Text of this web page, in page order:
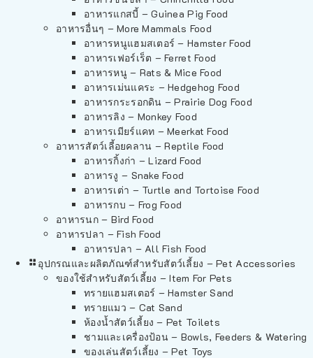
อาหารแกสบี้ – Guinea Pig Food
อาหารอื่นๆ – More Mammals Food
อาหารหนูแฮมสเตอร์ – Hamster Food
อาหารเฟอร์เร็ต – Ferret Food
อาหารหนู – Rats & Mice Food
อาหารเม่นแคระ – Hedgehog Food
อาหารกระรอกดิน – Prairie Dog Food
อาหารลิง – Monkey Food
อาหารเมียร์แคท – Meerkat Food
อาหารสัตว์เลี้อยคลาน – Reptile Food
อาหารกิ้งก่า – Lizard Food
อาหารงู – Snake Food
อาหารเต่า – Turtle and Tortoise Food
อาหารกบ – Frog Food
อาหารนก – Bird Food
อาหารปลา – Fish Food
อาหารปลา – All Fish Food
อุปกรณและผลิตภัณฑ์สำหรับสัตว์เลี้ยง – Pet Accessories
ของใช้สำหรับสัตว์เลี้ยง – Item For Pets
ทรายแฮมสเตอร์ – Hamster Sand
ทรายแมว – Cat Sand
ห้องน้ำสัตว์เลี้ยง – Pet Toilets
ชามและเครื่องป้อน – Bowls, Feeders & Watering
ของเล่นสัตว์เลี้ยง – Pet Toys